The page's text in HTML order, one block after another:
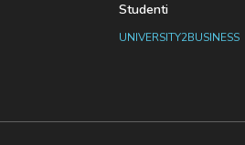
Studenti
UNIVERSITY2BUSINESS